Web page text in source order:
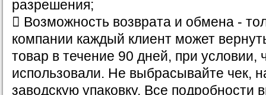
разрешения;
 Возможность возврата и обмена -
компании каждый клиент может
товар в течение 90 дней, при условии,
использовали. Не выбрасывайте чек,
заводскую упаковку. Все подробности